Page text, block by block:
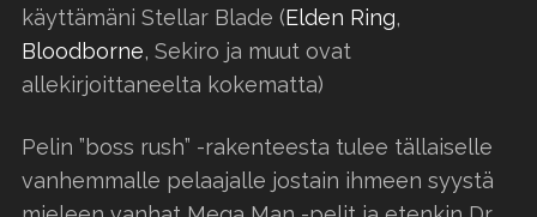
käyttämäni Stellar Blade (Elden Ring,
Bloodborne, Sekiro ja muut ovat
allekirjoittaneelta kokematta)
Pelin ”boss rush” -rakenteesta tulee tällaiselle
vanhemmalle pelaajalle jostain ihmeen syystä